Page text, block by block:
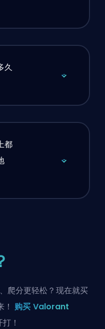
久
都
爬分更轻松？现在就买
！购买 Valorant
！